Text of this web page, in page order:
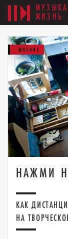
ЖИЗНЬ
МНЕНИЕ
НАЖМИ
КАК
НА